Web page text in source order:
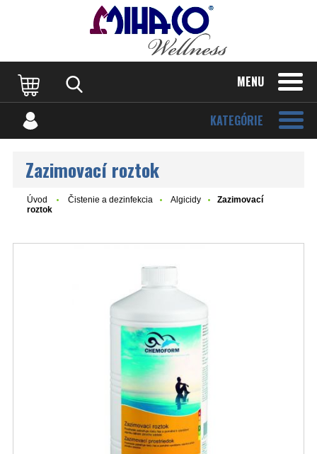
MENU
KATEGÓRIE
Zazimovací roztok
Úvod Čistenie a dezinfekcia Algicidy
Zazimovací
roztok